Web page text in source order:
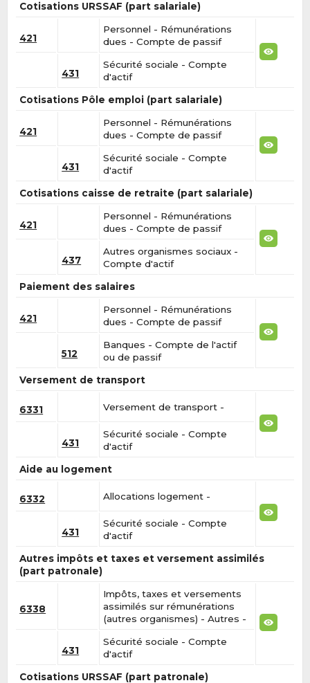
Cotisations URSSAF (part salariale)
421
Personnel - Rémunérations
dues - Compte de passif
431
Sécurité sociale - Compte
d'actif
Cotisations Pôle emploi (part salariale)
421
Personnel - Rémunérations
dues - Compte de passif
431
Sécurité sociale - Compte
d'actif
Cotisations caisse de retraite (part salariale)
421
Personnel - Rémunérations
dues - Compte de passif
437
Autres organismes sociaux -
Compte d'actif
Paiement des salaires
421
Personnel - Rémunérations
dues - Compte de passif
512
Banques - Compte de l'actif
ou de passif
Versement de transport
6331 Versement de transport -
431
Sécurité sociale - Compte
d'actif
Aide au logement
6332 Allocations logement -
431
Sécurité sociale - Compte
d'actif
Autres impôts et taxes et versement assimilés
(part patronale)
6338
Impôts, taxes et versements
assimilés sur rémunérations
(autres organismes) - Autres -
431
Sécurité sociale - Compte
d'actif
Cotisations URSSAF (part patronale)